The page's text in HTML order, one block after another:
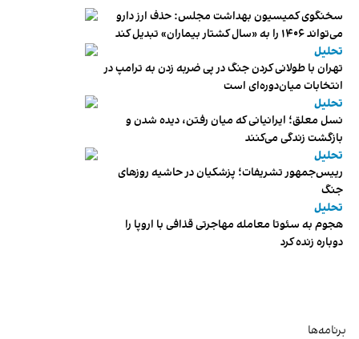
سخنگوی کمیسیون بهداشت مجلس: حذف ارز دارو
می‌تواند ۱۴۰۶ را به «سال کشتار بیماران» تبدیل کند
تحلیل
تهران با طولانی کردن جنگ در پی ضربه زدن به ترامپ در
انتخابات میان‌دوره‌ای است
تحلیل
نسل معلق؛ ایرانیانی که میان رفتن، دیده شدن و
بازگشت زندگی می‌کنند
تحلیل
رییس‌جمهور تشریفات؛ پزشکیان در حاشیه روزهای
جنگ
تحلیل
هجوم به سئوتا معامله مهاجرتی قذافی با اروپا را
دوباره زنده کرد
برنامه‌ها